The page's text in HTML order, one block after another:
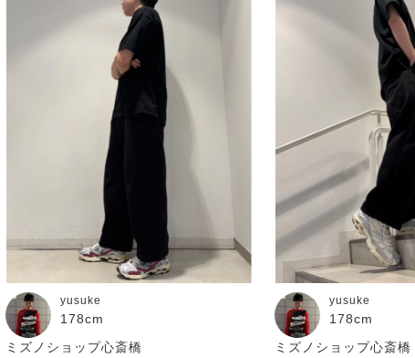
yusuke
178cm
ミズノショップ心斎橋
yusuke
178cm
ミズノショップ心斎橋